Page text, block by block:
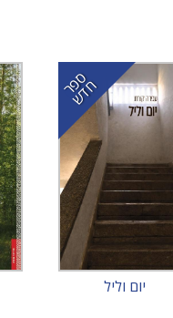
ס
פ
ר
ח
ד
ש
יום וליל